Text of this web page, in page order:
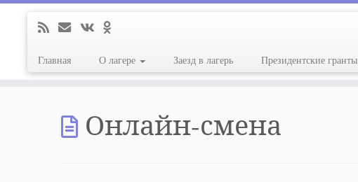
Главная О лагере Заезд в лагерь Президентские гранты
Онлайн-смена